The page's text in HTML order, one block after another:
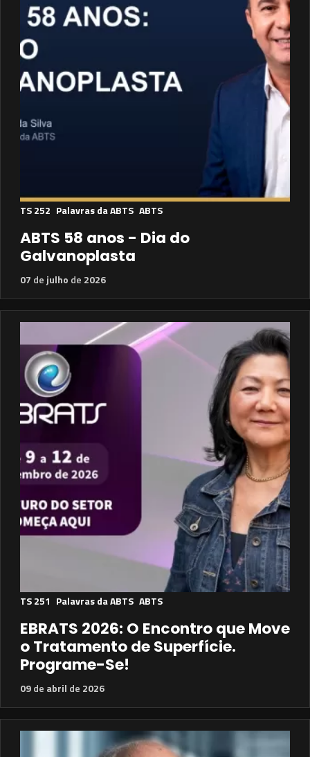
TS 252 Palavras da ABTS ABTS
ABTS 58 anos - Dia do
Galvanoplasta
07 de julho de 2026
TS 251 Palavras da ABTS ABTS
EBRATS 2026: O Encontro que Move
o Tratamento de Superfície.
Programe-Se!
09de abril de 2026